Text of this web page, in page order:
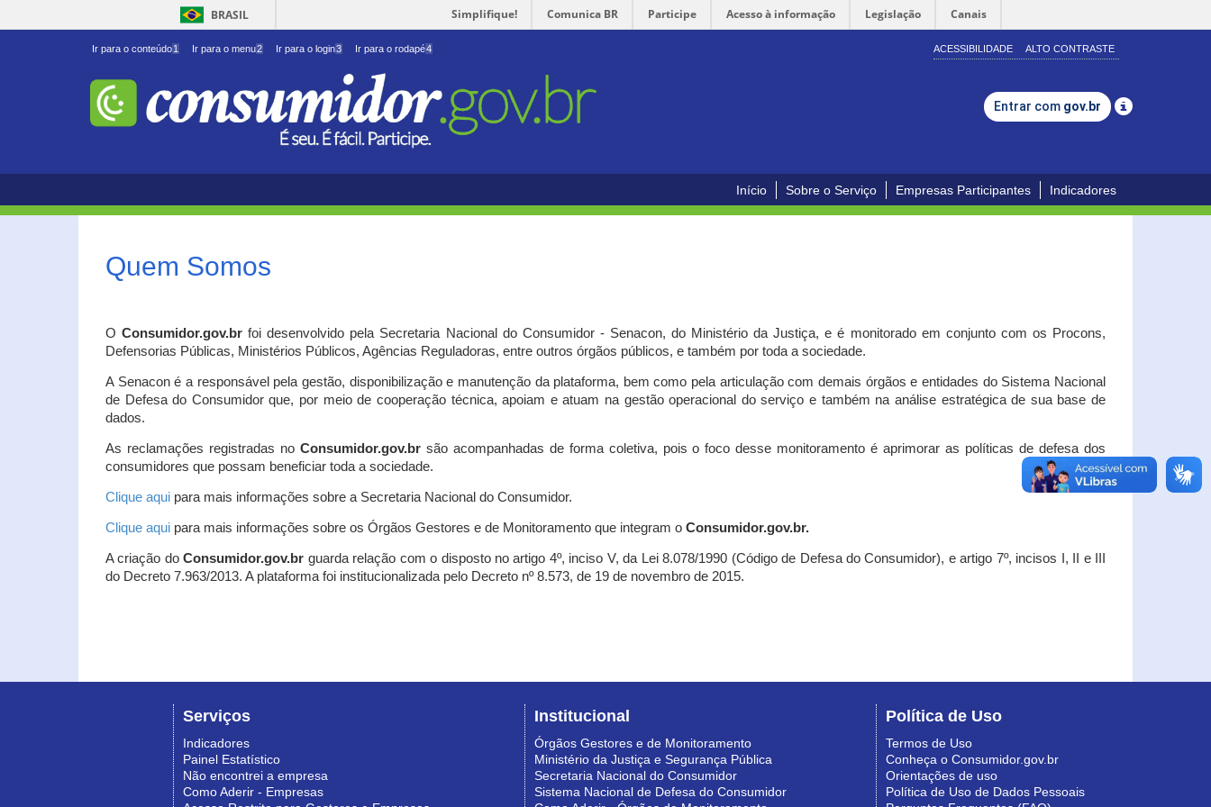
BRASIL Simplifique! Comunica BR Participe Acesso à informação Legislação Canais
Ir para o conteúdo1 Ir para o menu2 Ir para o login3 Ir para o rodapé4 ACESSIBILIDADE ALTO CONTRASTE
Entrar com gov.br
Início Sobre o Serviço Empresas Participantes Indicadores
Quem Somos
OConsumidor.gov.br foi desenvolvido pela Secretaria Nacional do Consumidor - Senacon, do Ministério da Justiça, e é monitorado em conjunto com os Procons,
Defensorias Públicas, Ministérios Públicos, Agências Reguladoras, entre outros órgãos públicos, e também por toda a sociedade.
A Senacon é a responsável pela gestão, disponibilização e manutenção da plataforma, bem como pela articulação com demais órgãos e entidades do Sistema Nacional
de Defesa do Consumidor que, por meio de cooperação técnica, apoiam e atuam na gestão operacional do serviço e também na análise estratégica de sua base de
dados.
As reclamações registradas no Consumidor.gov.brsão acompanhadas de forma coletiva, pois o foco desse monitoramento é aprimorar as políticas de defesa dos
consumidores que possam beneficiar toda a sociedade.
Clique aqui para mais informações sobre a Secretaria Nacional do Consumidor.
Clique aqui para mais informações sobre os Órgãos Gestores e de Monitoramento que integram o Consumidor.gov.br.
A criação doConsumidor.gov.br guarda relação com o disposto no artigo 4º, inciso V, da Lei 8.078/1990 (Código de Defesa do Consumidor), e artigo 7º, incisos I, II e III
do Decreto 7.963/2013. A plataforma foi institucionalizada pelo Decreto nº 8.573, de 19 de novembro de 2015.
Serviços
Indicadores
Painel Estatístico
Não encontrei a empresa
Como Aderir - Empresas
Institucional
Órgãos Gestores e de Monitoramento
Ministério da Justiça e Segurança Pública
Secretaria Nacional do Consumidor
Sistema Nacional de Defesa do Consumidor
Política de Uso
Termos de Uso
Conheça o Consumidor.gov.br
Orientações de uso
Política de Uso de Dados Pessoais